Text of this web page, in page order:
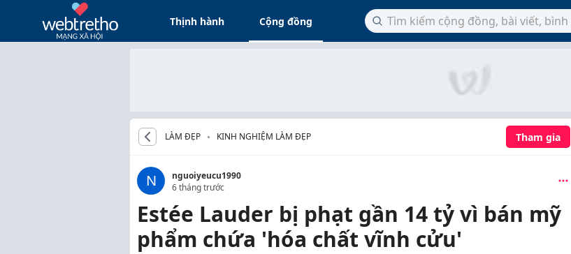
Thịnh hành Cộng đồng
LÀM ĐẸP KINH NGHIỆM LÀM ĐẸP Tham gia
N
nguoiyeucu1990
6 tháng trước
Estée Lauder bị phạt gần 14 tỷ vì bán mỹ
phẩm chứa 'hóa chất vĩnh cửu'